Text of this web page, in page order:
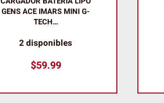
GENS ACE IMARS MINI G-
TECH…
2 disponibles
$59.99